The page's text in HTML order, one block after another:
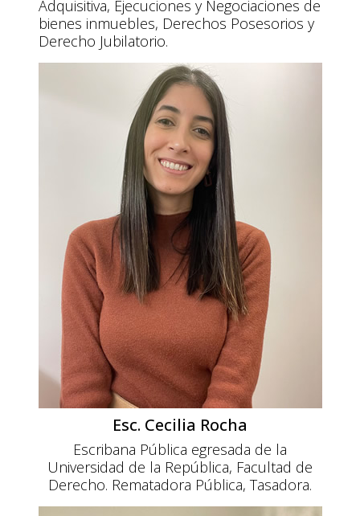
Adquisitiva, Ejecuciones y Negociaciones de
bienes inmuebles, Derechos Posesorios y
Derecho Jubilatorio.
Esc. Cecilia Rocha
Escribana Pública egresada de la
Universidad de la República, Facultad de
Derecho. Rematadora Pública, Tasadora.